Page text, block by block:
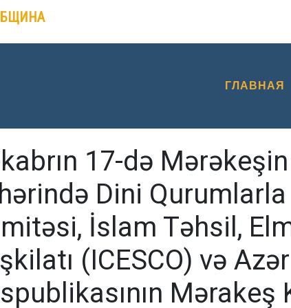
ГЛАВНАЯ
17-də
Dini
İslam Təhsil,
(ICESCO) və
Mərakeş